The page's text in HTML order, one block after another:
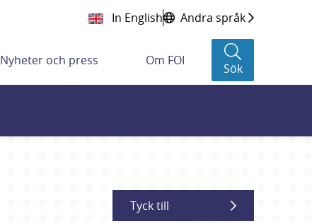
In English Andra språk
Nyheter och press Om FOI
Sök
Tyck till